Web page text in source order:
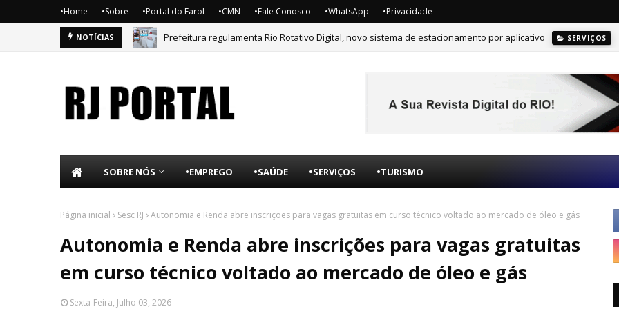
•Home •Sobre •Portal do Farol •CMN •Fale Conosco •WhatsApp •Privacidade
NOTÍCIAS
Prefeitura regulamenta Rio Rotativo Digital, novo sistema de estacionamento por aplicativo
Autonomia e Renda abre inscrições para vagas gratuitas em curso técnico voltado ao mercado de óleo e gás
SOBRE NÓS •EMPREGO •SAÚDE •SERVIÇOS •TURISMO
Página inicial Sesc RJ Autonomia e Renda abre inscrições para vagas gratuitas em curso técnico voltado ao mercado de óleo e gás
Autonomia e Renda abre inscrições para vagas gratuitas
em curso técnico voltado ao mercado de óleo e gás
Sexta-Feira, Julho 03, 2026